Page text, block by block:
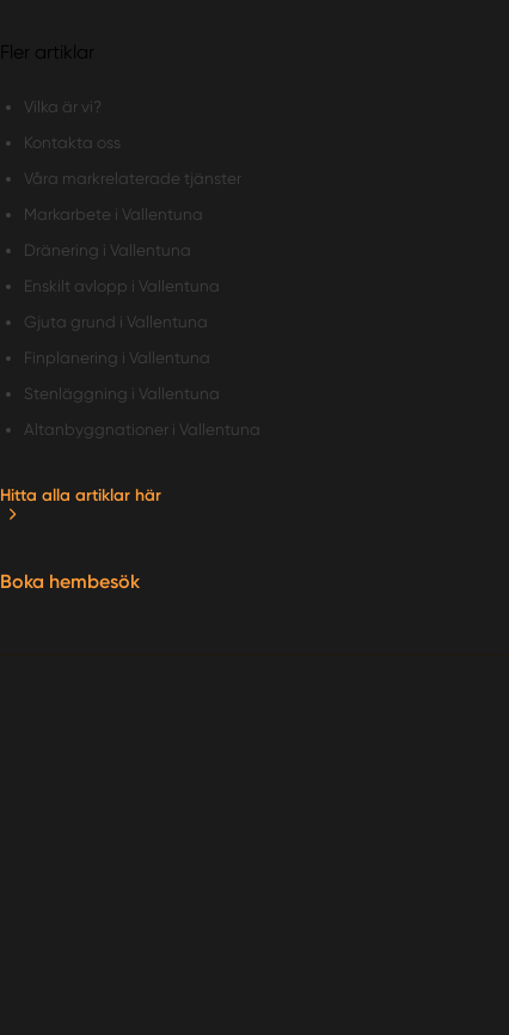
Fler artiklar
Vilka är vi?
Kontakta oss
Våra markrelaterade tjänster
Markarbete i Vallentuna
Dränering i Vallentuna
Enskilt avlopp i Vallentuna
Gjuta grund i Vallentuna
Finplanering i Vallentuna
Stenläggning i Vallentuna
Altanbyggnationer i Vallentuna
Hitta alla artiklar här
Boka hembesök